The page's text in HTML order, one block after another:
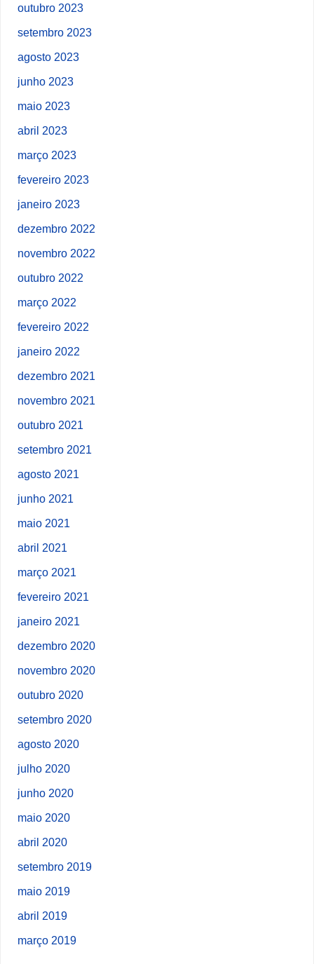
outubro 2023
setembro 2023
agosto 2023
junho 2023
maio 2023
abril 2023
março 2023
fevereiro 2023
janeiro 2023
dezembro 2022
novembro 2022
outubro 2022
março 2022
fevereiro 2022
janeiro 2022
dezembro 2021
novembro 2021
outubro 2021
setembro 2021
agosto 2021
junho 2021
maio 2021
abril 2021
março 2021
fevereiro 2021
janeiro 2021
dezembro 2020
novembro 2020
outubro 2020
setembro 2020
agosto 2020
julho 2020
junho 2020
maio 2020
abril 2020
setembro 2019
maio 2019
abril 2019
março 2019